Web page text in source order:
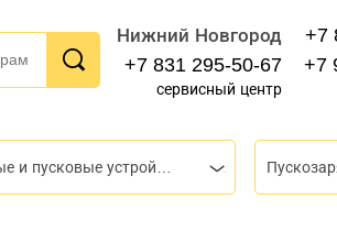
Нижний Новгород
+7 831 295-50-67
сервисный центр
+7
+7